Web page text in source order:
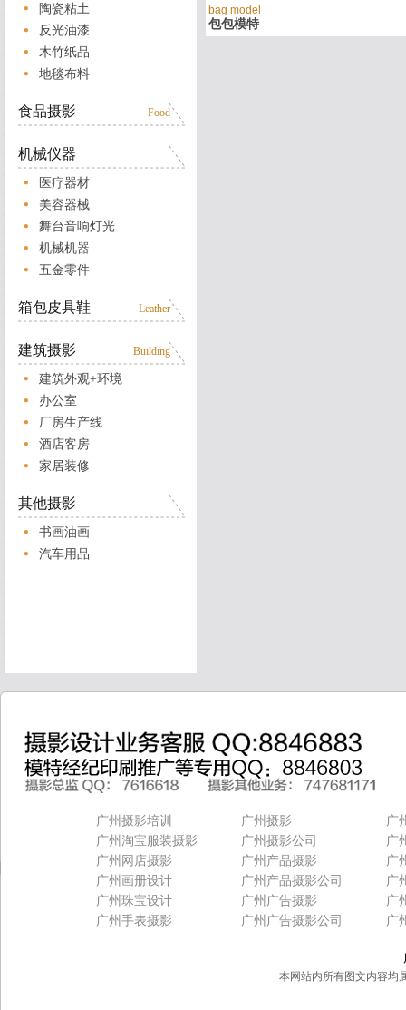
陶瓷粘土
反光油漆
木竹纸品
地毯布料
食品摄影 Food
机械仪器
医疗器材
美容器械
舞台音响灯光
机械机器
五金零件
箱包皮具鞋 Leather
建筑摄影 Building
建筑外观+环境
办公室
厂房生产线
酒店客房
家居装修
其他摄影
书画油画
汽车用品
bag model
包包模特
广州摄影培训 广州摄影
广
广州淘宝服装摄影
广州摄影公司
广
广州网店摄影
广州产品摄影
广
广州画册设计
广州产品摄影公司
广
广州珠宝设计
广州广告摄影
广
广州手表摄影
广州广告摄影公司 广
本网站内所有图文内容